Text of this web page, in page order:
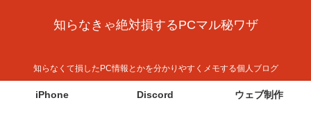
知らなきゃ絶対損するPCマル秘ワザ
知らなくて損したPC情報とかを分かりやすくメモする個人ブログ
iPhone Discord ウェブ制作